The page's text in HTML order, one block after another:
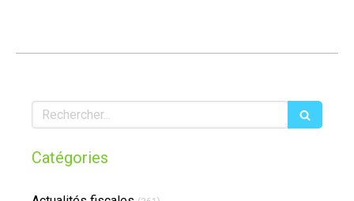
Rechercher
Catégories